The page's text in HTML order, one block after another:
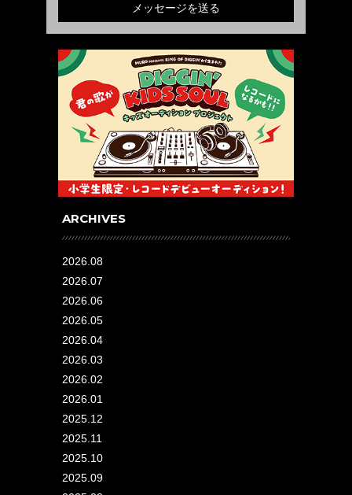
メッセージを送る
ARCHIVES
2026.08
2026.07
2026.06
2026.05
2026.04
2026.03
2026.02
2026.01
2025.12
2025.11
2025.10
2025.09